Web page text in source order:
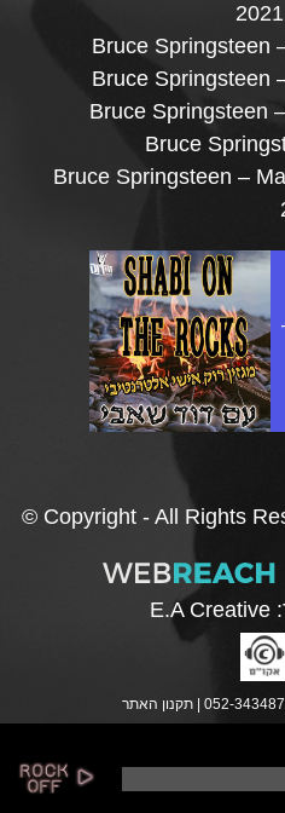
© Copyright - All Rights
E.A Creative
תקנון האתר